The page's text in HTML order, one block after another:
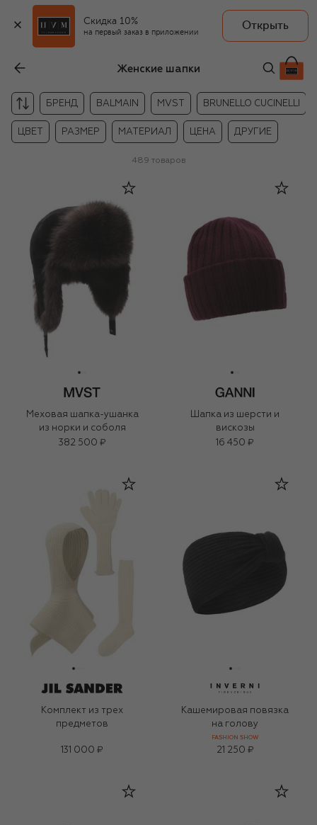
Скидка 10%
на первый заказ в приложении
Открыть
Женские шапки
БРЕНД BALMAIN MVST BRUNELLO CUCINELLI
ЦВЕТ РАЗМЕР МАТЕРИАЛ ЦЕНА ДРУГИЕ
489 товаров
Меховая шапка-ушанка
из норки и соболя
382 500 ₽
Шапка из шерсти и
вискозы
16 450 ₽
Комплект из трех
предметов
131 000 ₽
Кашемировая повязка
на голову
FASHION SHOW
21 250 ₽